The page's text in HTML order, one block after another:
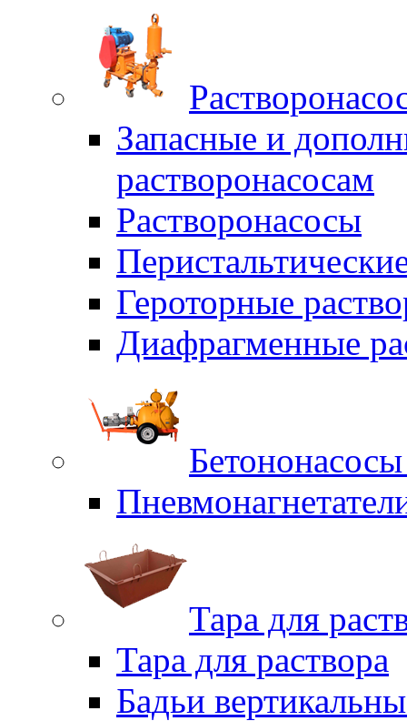
Запасные и
растворонасосам
Растворонасосы
Героторные
Диафрагменные
Тара для
Тара для раствора
Бадьи